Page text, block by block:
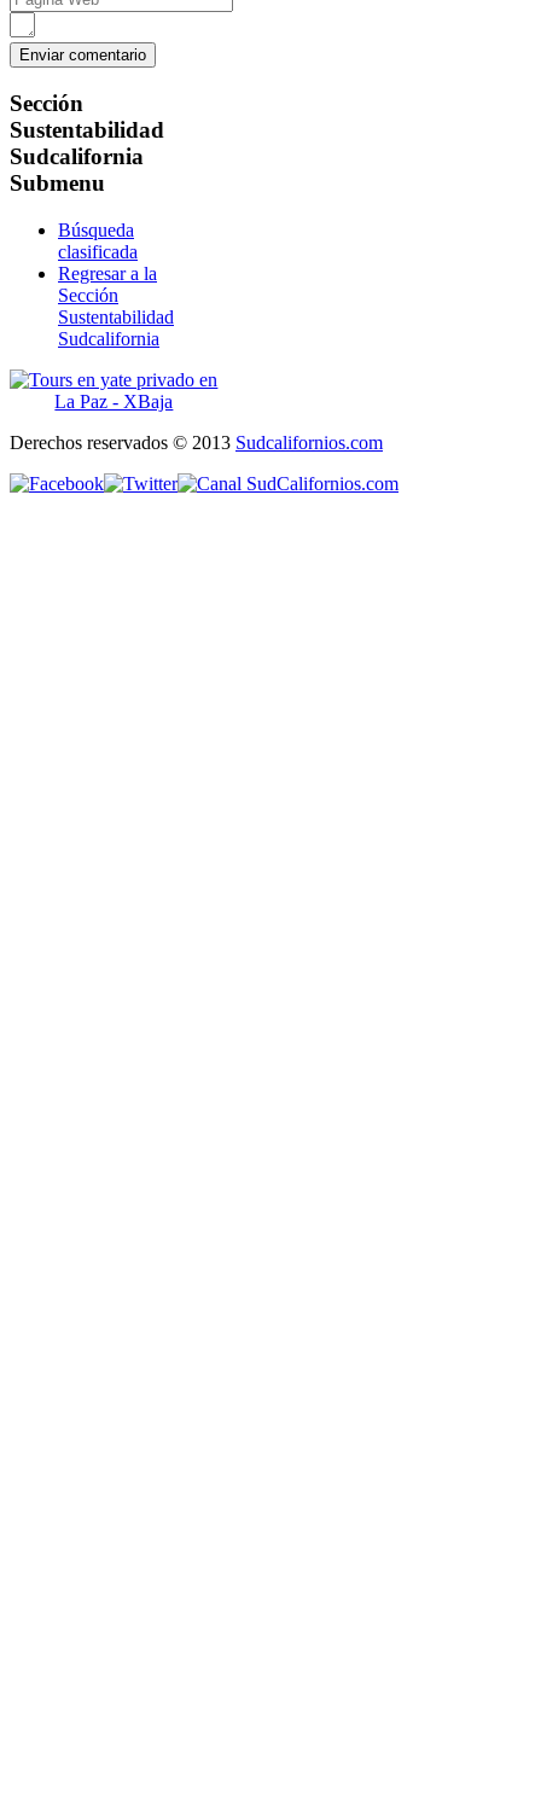
Sección
Sustentabilidad
Sudcalifornia
Submenu
Búsqueda
clasificada
Regresar a la
Sección
Sustentabilidad
Sudcalifornia
Derechos reservados © 2013 Sudcalifornios.com